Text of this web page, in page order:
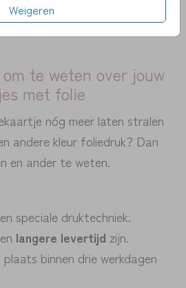
Weigeren
te weten over jouw
met folie
nóg meer laten stralen
andere kleur foliedruk? Dan
en ander te weten.
speciale druktechniek.
langere levertijd zijn.
binnen drie werkdagen